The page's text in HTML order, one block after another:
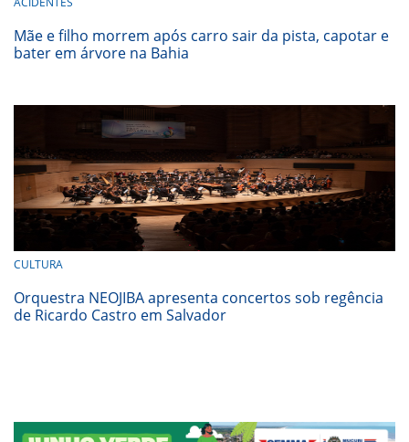
Mãe e filho morrem após carro sair da pista, capotar e
bater em árvore na Bahia
CULTURA
Orquestra NEOJIBA apresenta concertos sob regência
de Ricardo Castro em Salvador